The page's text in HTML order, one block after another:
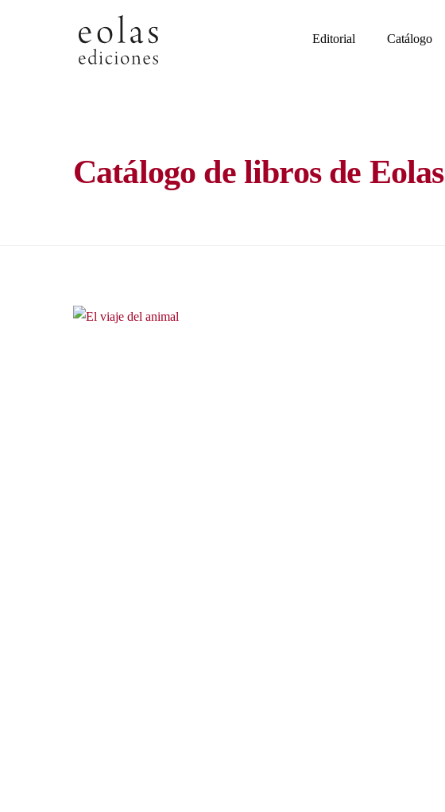
Editorial Catálogo
Catálogo de libros de Eolas